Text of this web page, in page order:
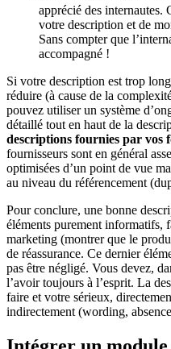
apprécié des internautes.
votre description et de
Sans compter que
accompagné !
Si votre description est trop
réduire (à cause de la
pouvez utiliser un système
détaillé tout en haut de la
descriptions fournies par vos
fournisseurs sont en général
optimisées d’un point de vue
au niveau du référencement
Pour conclure, une bonne
éléments purement informatifs,
marketing (montrer que le
de réassurance. Ce dernier
pas être négligé. Vous devez,
l’avoir toujours à l’esprit. La
faire et votre sérieux,
indirectement (wording,